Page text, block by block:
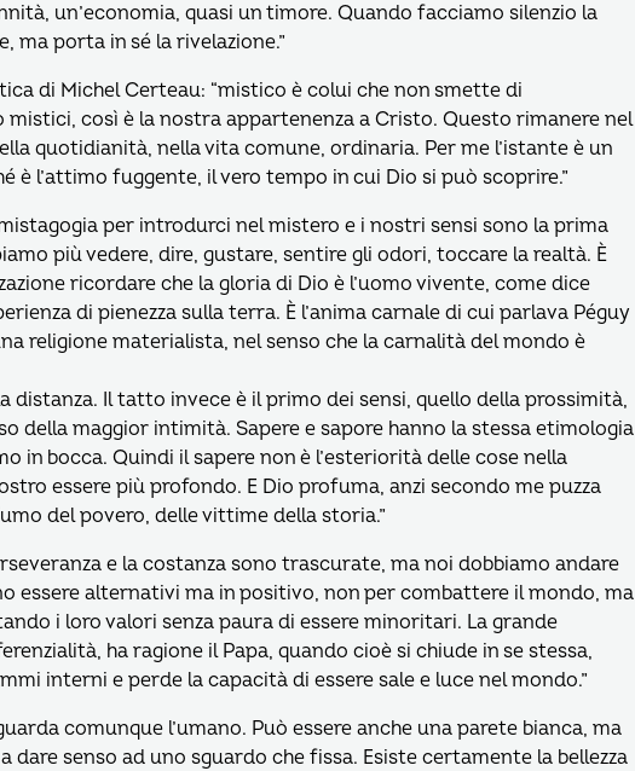
un’economia, quasi un timore. Quando facciamo silenzio la
ma porta in sé la rivelazione.”
di Michel Certeau: “mistico è colui che non smette di
mistici, così è la nostra appartenenza a Cristo. Questo rimanere nel
quotidianità, nella vita comune, ordinaria. Per me l’istante è un
è l’attimo fuggente, il vero tempo in cui Dio si può scoprire.”
mistagogia per introdurci nel mistero e i nostri sensi sono la prima
più vedere, dire, gustare, sentire gli odori, toccare la realtà. È
ricordare che la gloria di Dio è l’uomo vivente, come dice
di pienezza sulla terra. È l’anima carnale di cui parlava Péguy
religione materialista, nel senso che la carnalità del mondo è
distanza. Il tatto invece è il primo dei sensi, quello della prossimità,
della maggior intimità. Sapere e sapore hanno la stessa etimologia
in bocca. Quindi il sapere non è l’esteriorità delle cose nella
essere più profondo. E Dio profuma, anzi secondo me puzza
del povero, delle vittime della storia.”
e la costanza sono trascurate, ma noi dobbiamo andare
essere alternativi ma in positivo, non per combattere il mondo, ma
i loro valori senza paura di essere minoritari. La grande
ha ragione il Papa, quando cioè si chiude in se stessa,
interni e perde la capacità di essere sale e luce nel mondo.”
comunque l’umano. Può essere anche una parete bianca, ma
dare senso ad uno sguardo che fissa. Esiste certamente la bellezza